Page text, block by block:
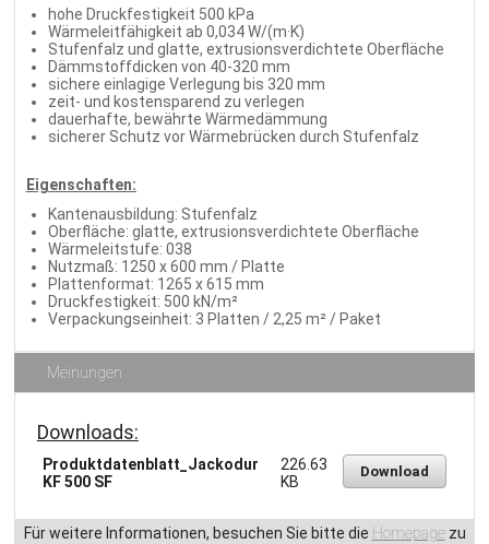
hohe Druckfestigkeit 500 kPa
Wärmeleitfähigkeit ab 0,034 W/(m·K)
Stufenfalz und glatte, extrusionsverdichtete Oberfläche
Dämmstoffdicken von 40-320 mm
sichere einlagige Verlegung bis 320 mm
zeit- und kostensparend zu verlegen
dauerhafte, bewährte Wärmedämmung
sicherer Schutz vor Wärmebrücken durch Stufenfalz
Eigenschaften:
Kantenausbildung: Stufenfalz
Oberfläche: glatte, extrusionsverdichtete Oberfläche
Wärmeleitstufe: 038
Nutzmaß: 1250 x 600 mm / Platte
Plattenformat: 1265 x 615 mm
Druckfestigkeit: 500 kN/m²
Verpackungseinheit: 3 Platten / 2,25 m² / Paket
Meinungen
Downloads:
Produktdatenblatt_Jackodur
KF 500 SF
226.63
KB
Download
Für weitere Informationen, besuchen Sie bitte die Homepagezu